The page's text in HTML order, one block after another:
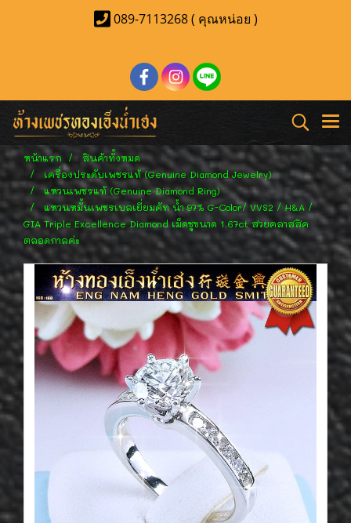
089-7113268 ( คุณหน่อย )
หน้าแรก
สินค้าทั้งหมด
เครื่องประดับเพชรแท้ (Genuine Diamond Jewelry)
แหวนเพชรแท้ (Genuine Diamond Ring)
แหวนหมั้นเพชรเบลเยี่ยมคัท น้ำ 97% G-Color/ VVS2 / H&A /
GIA Triple Excellence Diamond เม็ดชูขนาด 1.67ct สวยคลาสสิค
ตลอดกาลค่ะ